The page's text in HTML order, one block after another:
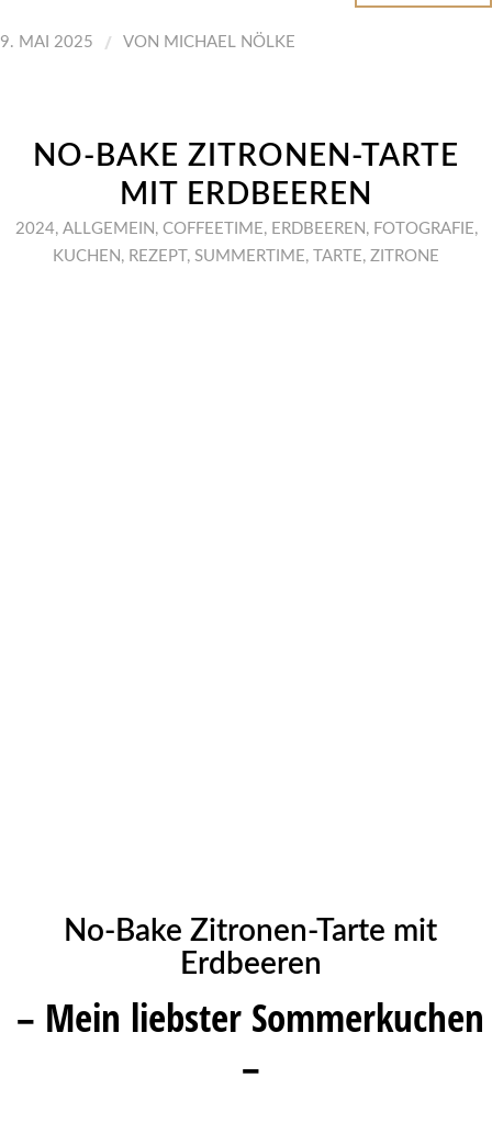
9. MAI 2025 / VON MICHAEL NÖLKE
NO-BAKE ZITRONEN-TARTE
MIT ERDBEEREN
2024, ALLGEMEIN , COFFEETIME , ERDBEEREN , FOTOGRAFIE ,
KUCHEN , REZEPT , SUMMERTIME , TARTE , ZITRONE
No-Bake Zitronen-Tarte mit
Erdbeeren
– Mein liebster Sommerkuchen
–